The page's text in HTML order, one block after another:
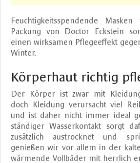
Feuchtigkeitsspendende
Packung von Doctor Eckstein
einen wirksamen Pflegeeffekt
Winter.
Körperhaut richtig
Der Körper ist zwar mit
doch Kleidung verursacht viel
und ist daher nicht immer ideal
ständiger Wasserkontakt sorgt
zusätzlich austrocknet und
genießen wir vor allem in der
wärmende Vollbäder mit herrlich